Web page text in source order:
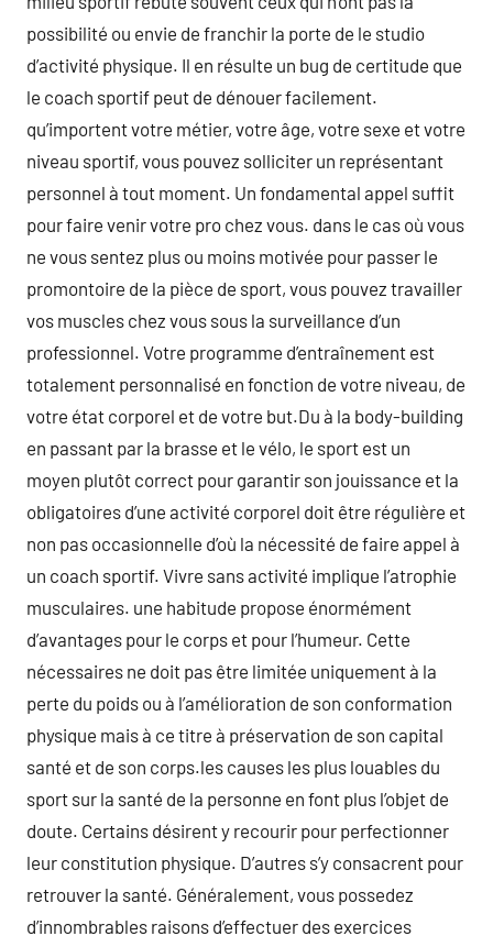
possibilité ou envie de franchir la porte de le studio
d’activité physique. Il en résulte un bug de certitude que
le coach sportif peut de dénouer facilement.
qu’importent votre métier, votre âge, votre sexe et votre
niveau sportif, vous pouvez solliciter un représentant
personnel à tout moment. Un fondamental appel suffit
pour faire venir votre pro chez vous. dans le cas où vous
ne vous sentez plus ou moins motivée pour passer le
promontoire de la pièce de sport, vous pouvez travailler
vos muscles chez vous sous la surveillance d’un
professionnel. Votre programme d’entraînement est
totalement personnalisé en fonction de votre niveau, de
votre état corporel et de votre but.Du à la body-building
en passant par la brasse et le vélo, le sport est un
moyen plutôt correct pour garantir son jouissance et la
obligatoires d’une activité corporel doit être régulière et
non pas occasionnelle d’où la nécessité de faire appel à
un coach sportif. Vivre sans activité implique l’atrophie
musculaires. une habitude propose énormément
d’avantages pour le corps et pour l’humeur. Cette
nécessaires ne doit pas être limitée uniquement à la
perte du poids ou à l’amélioration de son conformation
physique mais à ce titre à préservation de son capital
santé et de son corps.les causes les plus louables du
sport sur la santé de la personne en font plus l’objet de
doute. Certains désirent y recourir pour perfectionner
leur constitution physique. D’autres s’y consacrent pour
retrouver la santé. Généralement, vous possedez
d’innombrables raisons d’effectuer des exercices